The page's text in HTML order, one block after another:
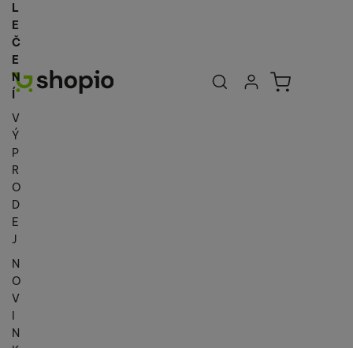
Uživatelská
Přihlásit se
Košík
L
E
Č
E
N
Í
V
Ý
P
R
O
D
E
J
N
O
V
I
N